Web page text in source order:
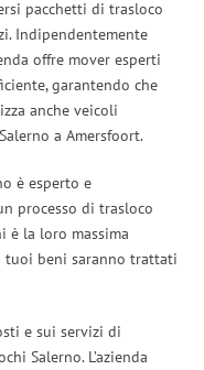
pacchetti di trasloco
Indipendentemente
offre mover esperti
garantendo che
anche veicoli
a Amersfoort.
è esperto e
processo di trasloco
è la loro massima
tuoi beni saranno trattati
e sui servizi di
Salerno. L’azienda